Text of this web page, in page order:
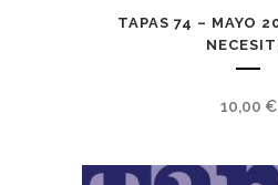
TAPAS 74 – MAYO
10,00 €